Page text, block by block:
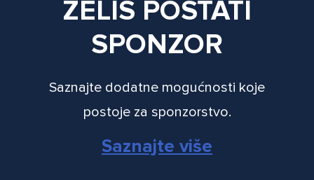
ŽELIŠ POSTATI
SPONZOR
Saznajte dodatne mogućnosti koje
postoje za sponzorstvo.
Saznajte više